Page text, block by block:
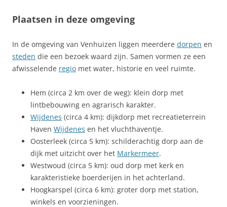
Plaatsen in deze omgeving
In de omgeving van Venhuizen liggen meerdere dorpen en
steden die een bezoek waard zijn. Samen vormen ze een
afwisselende regio met water, historie en veel ruimte.
Hem (circa 2 km over de weg): klein dorp met
lintbebouwing en agrarisch karakter.
Wijdenes (circa 4 km): dijkdorp met recreatieterrein
Haven Wijdenes en het vluchthaventje.
Oosterleek (circa 5 km): schilderachtig dorp aan de
dijk met uitzicht over het Markermeer.
Westwoud (circa 5 km): oud dorp met kerk en
karakteristieke boerderijen in het achterland.
Hoogkarspel (circa 6 km): groter dorp met station,
winkels en voorzieningen.